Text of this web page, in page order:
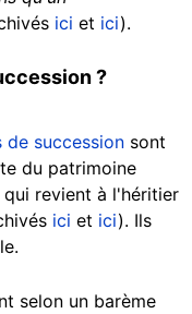
ici et ici).
?
de succession sont
du patrimoine
revient à l'héritier
ici et ici). Ils
selon un barème